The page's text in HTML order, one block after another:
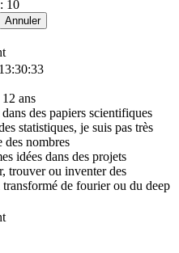
10
Annuler
ans
des papiers scientifiques
statistiques, je suis pas très
des nombres
idées dans des projets
trouver ou inventer des
de fourier ou du deep